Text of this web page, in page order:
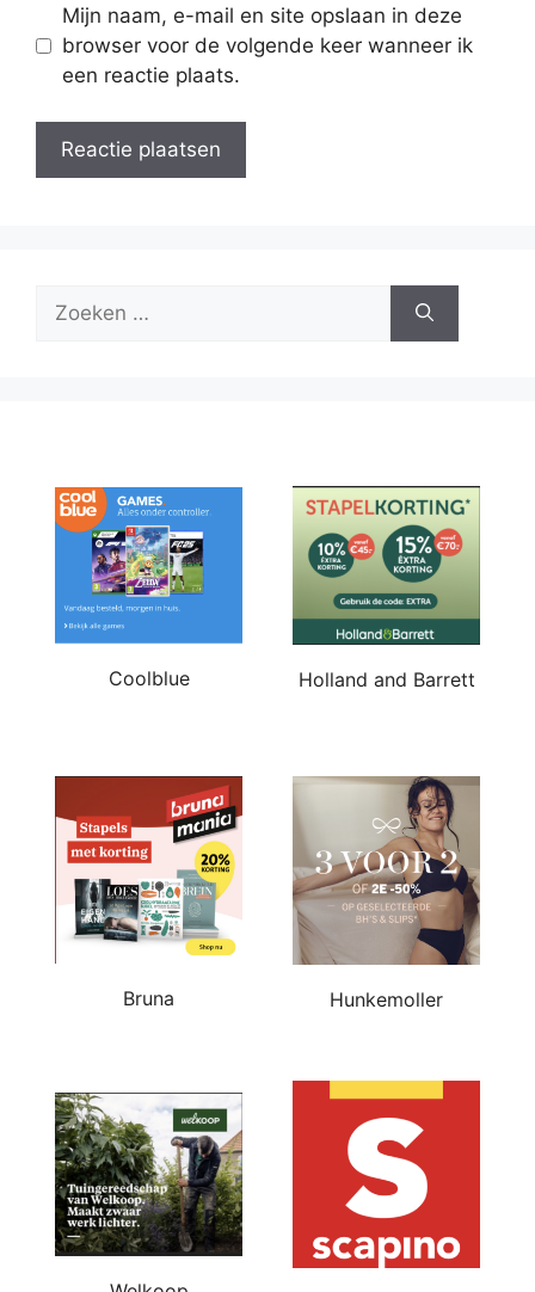
Mijn naam, e-mail en site opslaan in deze
browser voor de volgende keer wanneer ik
een reactie plaats.
naar:
Coolblue Holland and Barrett
Bruna Hunkemoller